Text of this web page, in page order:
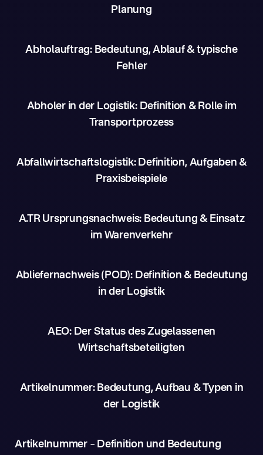
Planung
Abholauftrag: Bedeutung, Ablauf & typische
Fehler
Abholer in der Logistik: Definition & Rolle im
Transportprozess
Abfallwirtschaftslogistik: Definition, Aufgaben &
Praxisbeispiele
A.TR Ursprungsnachweis: Bedeutung & Einsatz
im Warenverkehr
Abliefernachweis (POD): Definition & Bedeutung
in der Logistik
AEO: Der Status des Zugelassenen
Wirtschaftsbeteiligten
Artikelnummer: Bedeutung, Aufbau & Typen in
der Logistik
Artikelnummer – Definition und Bedeutung